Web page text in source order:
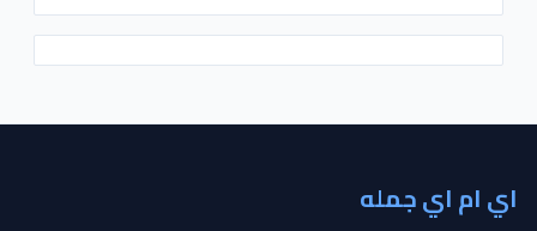
اي ام اي جمله